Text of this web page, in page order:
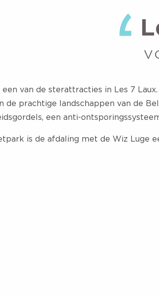
een van de sterattracties in Les 7
de prachtige landschappen van de
een anti-
is de afdaling met de Wiz Luge